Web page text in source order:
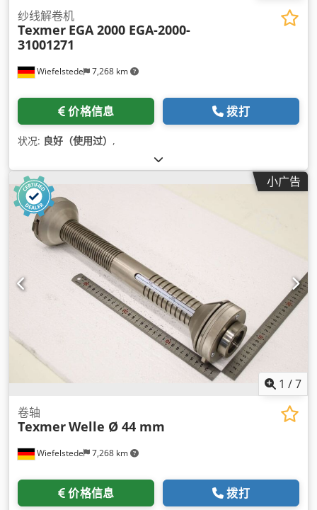
Wiefelstede 7,268 km
纱线解卷机
Texmer EGA 2000 EGA-2000-
31001271
价格信息 拨打
状况: 良好（使用过） ,
小广告
1 /7
Wiefelstede 7,268 km
卷轴
TexmerWelle Ø 44 mm
价格信息 拨打